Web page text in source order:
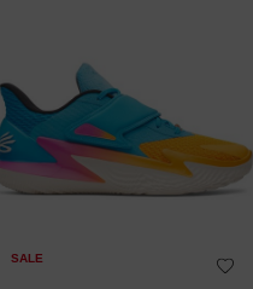
SALE